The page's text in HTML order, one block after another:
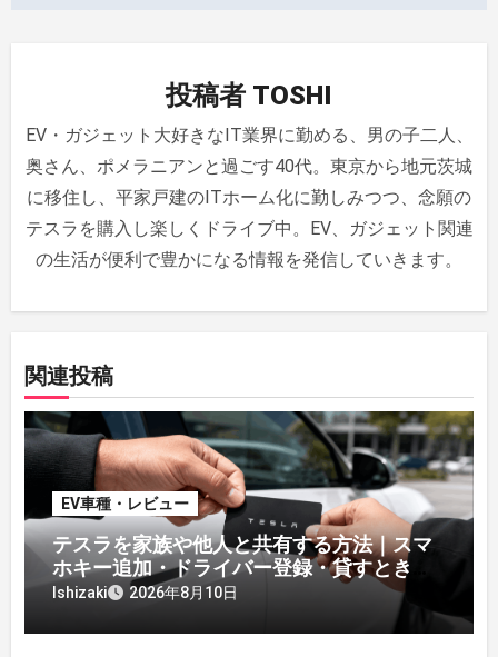
ョ
ン
投稿者 TOSHI
EV・ガジェット大好きなIT業界に勤める、男の子二人、
奥さん、ポメラニアンと過ごす40代。東京から地元茨城
に移住し、平家戸建のITホーム化に勤しみつつ、念願の
テスラを購入し楽しくドライブ中。EV、ガジェット関連
の生活が便利で豊かになる情報を発信していきます。
関連投稿
EV車種・レビュー
テスラを家族や他人と共有する方法｜スマ
ホキー追加・ドライバー登録・貸すときの
注意【オーナー解説】
Ishizaki 2026年8月10日